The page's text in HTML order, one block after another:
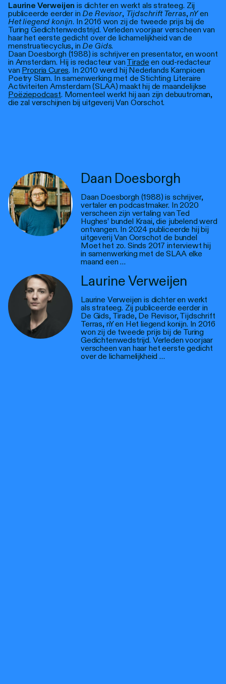
Laurine Verweijen is dichter en werkt als strateeg. Zij
publiceerde eerder in De Revisor, Tijdschrift Terras,nYen
Het liegend konijn. In 2016 won zij de tweede prijs bij de
Turing Gedichtenwedstrijd. Verleden voorjaar verscheen van
haar het eerste gedicht over de lichamelijkheid van de
menstruatiecyclus, in De Gids.
Daan Doesborgh (1988) is schrijver en presentator, en woont
in Amsterdam. Hij is redacteur vanTirade en oud-redacteur
van Propria Cures. In 2010 werd hij Nederlands Kampioen
Poetry Slam. In samenwerking met de Stichting Literaire
Activiteiten Amsterdam (SLAA) maakt hij de maandelijkse
Poëziepodcast. Momenteel werkt hij aan zijn debuutroman,
die zal verschijnen bij uitgeverij Van Oorschot.
Daan Doesborgh
Daan Doesborgh (1988) is schrijver,
vertaler en podcastmaker. In 2020
verscheen zijn vertaling van Ted
Hughes’ bundel Kraai, die jubelend werd
ontvangen. In 2024 publiceerde hij bij
uitgeverij Van Oorschot de bundel
Moet het zo. Sinds 2017 interviewt hij
in samenwerking met de SLAA elke
maand een …
Laurine Verweijen
Laurine Verweijen is dichter en werkt
als strateeg. Zij publiceerde eerder in
De Gids, Tirade, De Revisor, Tijdschrift
Terras, nY en Het liegend konijn. In 2016
won zij de tweede prijs bij de Turing
Gedichtenwedstrijd. Verleden voorjaar
verscheen van haar het eerste gedicht
over de lichamelijkheid …